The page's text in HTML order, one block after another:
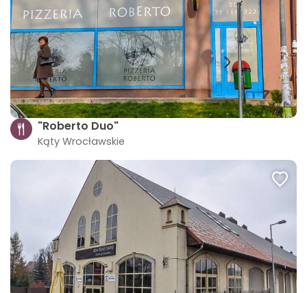
"Roberto Duo"
Kąty Wrocławskie